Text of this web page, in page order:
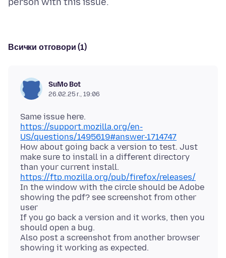
Всички отговори (1)
SuMo Bot
26.02.25 г., 19:06
Same issue here.
https://support.mozilla.org/en-
US/questions/1495619#answer-1714747
How about going back a version to test. Just
make sure to install in a different directory
than your current install.
https://ftp.mozilla.org/pub/firefox/releases/
In the window with the circle should be Adobe
showing the pdf? see screenshot from other
user
If you go back a version and it works, then you
should open a bug.
Also post a screenshot from another browser